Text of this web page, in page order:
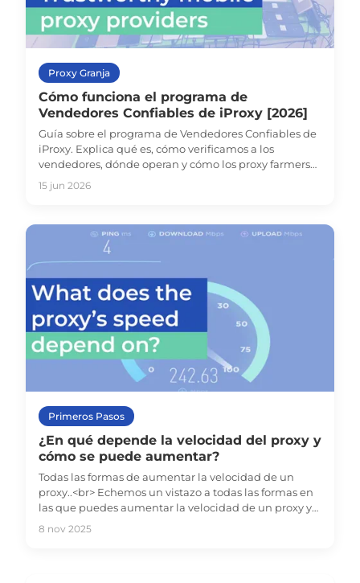
Proxy Granja
Cómo funciona el programa de
Vendedores Confiables de iProxy [2026]
Guía sobre el programa de Vendedores Confiables de
iProxy. Explica qué es, cómo verificamos a los
vendedores, dónde operan y cómo los proxy farmers
pueden postularse para aparecer en la tienda de
iProxy.
15 jun 2026
Primeros Pasos
¿En qué depende la velocidad del proxy y
cómo se puede aumentar?
Todas las formas de aumentar la velocidad de un
proxy..<br> Echemos un vistazo a todas las formas en
las que puedes aumentar la velocidad de un proxy y
hablemos de en qué depende.
8 nov 2025